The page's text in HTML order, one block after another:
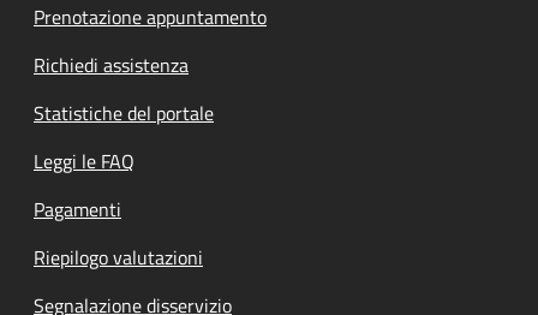
Prenotazione appuntamento
Richiedi assistenza
Statistiche del portale
Leggi le FAQ
Pagamenti
Riepilogo valutazioni
Segnalazione disservizio